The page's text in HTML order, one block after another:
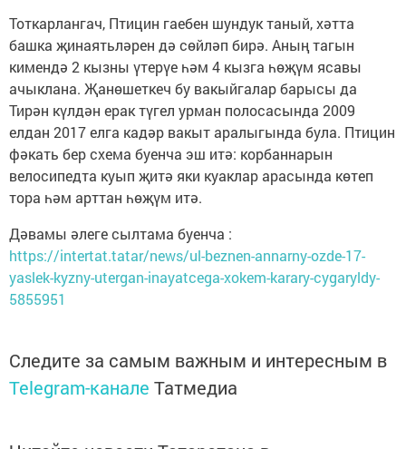
Тоткарлангач, Птицин гаебен шундук таный, хәтта
башка җинаятьләрен дә сөйләп бирә. Аның тагын
кимендә 2 кызны үтерүе һәм 4 кызга һөҗүм ясавы
ачыклана. Җанөшеткеч бу вакыйгалар барысы да
Тирән күлдән ерак түгел урман полосасында 2009
елдан 2017 елга кадәр вакыт аралыгында була. Птицин
фәкать бер схема буенча эш итә: корбаннарын
велосипедта куып җитә яки куаклар арасында көтеп
тора һәм арттан һөҗүм итә.
Дәвамы әлеге сылтама буенча :
https://intertat.tatar/news/ul-beznen-annarny-ozde-17-
yaslek-kyzny-utergan-inayatcega-xokem-karary-cygaryldy-
5855951
Следите за самым важным и интересным в
Telegram-канале Татмедиа